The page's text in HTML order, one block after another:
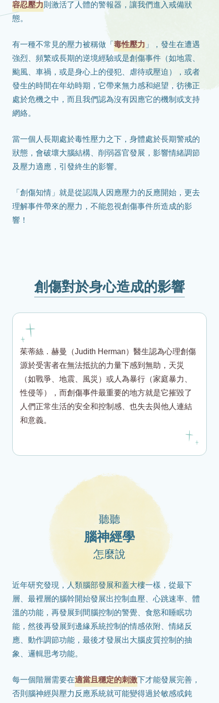
容忍壓力則激活了人體的警報器，讓我們進入戒備狀
態。
有一種不常見的壓力被稱做「 毒性壓力 」，發生在遭遇
強烈、頻繁或長期的逆境經驗或是創傷事件（如地震、
颱風、車禍，或是身心上的侵犯、虐待或壓迫），或者
發生的時間在年幼時期，它帶來無力感和絕望，彷彿正
處於危機之中，而且我們認為沒有因應它的機制或支持
網絡。
當一個人長期處於毒性壓力之下，身體處於長期警戒的
狀態，會破壞大腦結構、削弱器官發展，影響情緒調節
及壓力適應，引發終生的影響。
「創傷知情」就是從認識人因應壓力的反應開始，更去
理解事件帶來的壓力，不能忽視創傷事件所造成的影
響！
創傷對於身心造成的影響
茱蒂絲．赫曼（Judith Herman）醫生認為心理創傷
源於受害者在無法抵抗的力量下感到無助，天災
（如戰爭、地震、風災）或人為暴行（家庭暴力、
性侵等），而創傷事件最重要的地方就是它摧毀了
人們正常生活的安全和控制感、也失去與他人連結
和意義。
聽聽
腦神經學
怎麼說
近年研究發現，人類腦部發展和蓋大樓一樣，從最下
層、最裡層的腦幹開始發展出控制血壓、心跳速率、體
溫的功能，再發展到間腦控制的警覺、食慾和睡眠功
能，然後再發展到邊緣系統控制的情感依附、情緒反
應、動作調節功能，最後才發展出大腦皮質控制的抽
象、邏輯思考功能。
每一個階層需要在適當且穩定的刺激下才能發展完善，
否則腦神經與壓力反應系統就可能變得過於敏感或鈍